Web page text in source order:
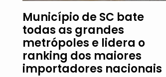
Município de SC bate
todas as grandes
metrópoles e lidera o
ranking dos maiores
importadores nacionais